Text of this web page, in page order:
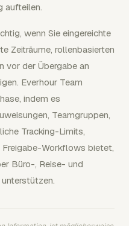
aufteilen.
wenn Sie eingereichte
Zeiträume, rollenbasierten
vor der Übergabe an
Everhour Team
indem es
Teamgruppen,
Tracking-Limits,
Workflows bietet,
Büro-, Reise- und